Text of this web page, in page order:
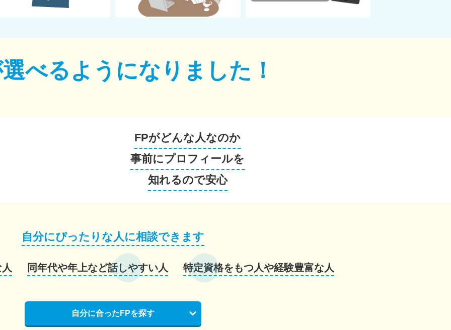
べるようになりました！
FPがどんな人なのか
事前にプロフィールを
知れるので安心
自分にぴったりな人に相談できます
同年代や年上など話しやすい人 特定資格をもつ人や経験豊富な人
自分に合ったFPを探す